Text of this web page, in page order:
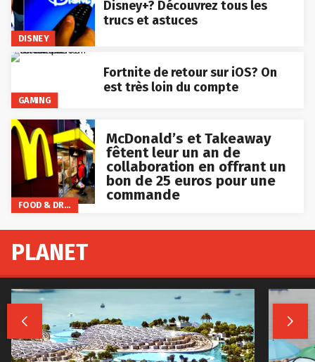
DISNEY
Disney+? Découvrez tous les
trucs et astuces
GAMING
Fortnite de retour sur iOS? On
est très loin du compte
FOOD & DRINKS
McDonald’s et Takeaway
fêtent leur un an de
collaboration en offrant un
bon de 25 euros pour une
commande
PLANET
 